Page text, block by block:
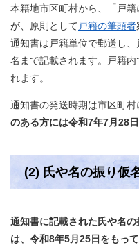
本籍地市区町村から、「戸籍
が、原則として 戸籍の筆頭者
通知書は戸籍単位で郵送し
名まで記載されます。戸籍
れます。
通知書の発送時期は市区町村
のある方には令和7年7月28
(2) 氏や名の振り仮
通知書に記載された氏や名
は、令和8年5月25日をもっ